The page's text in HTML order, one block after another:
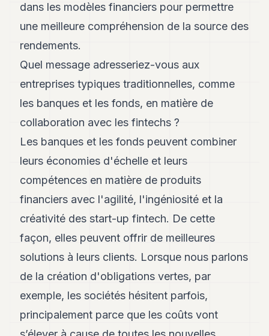
dans les modèles financiers pour permettre
une meilleure compréhension de la source des
rendements.
Quel message adresseriez-vous aux
entreprises typiques traditionnelles, comme
les banques et les fonds, en matière de
collaboration avec les fintechs ?
Les banques et les fonds peuvent combiner
leurs économies d'échelle et leurs
compétences en matière de produits
financiers avec l'agilité, l'ingéniosité et la
créativité des start-up fintech. De cette
façon, elles peuvent offrir de meilleures
solutions à leurs clients. Lorsque nous parlons
de la création d'obligations vertes, par
exemple, les sociétés hésitent parfois,
principalement parce que les coûts vont